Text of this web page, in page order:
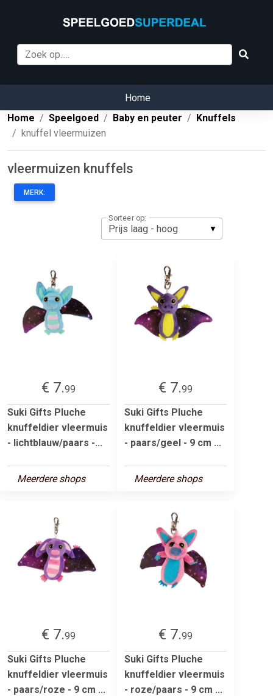
Home
Home
Speelgoed Baby en peuter
Knuffels
knuffel vleermuizen
vleermuizen knuffels
MERK:
Sorteer op:
€ 7.99
Suki Gifts Pluche
knuffeldier vleermuis
- lichtblauw/paars -...
Meerdere shops
€ 7.99
Suki Gifts Pluche
knuffeldier vleermuis
- paars/geel - 9 cm ...
Meerdere shops
€ 7.99
Suki Gifts Pluche
knuffeldier vleermuis
- paars/roze - 9 cm ...
€ 7.99
Suki Gifts Pluche
knuffeldier vleermuis
- roze/paars - 9 cm ...